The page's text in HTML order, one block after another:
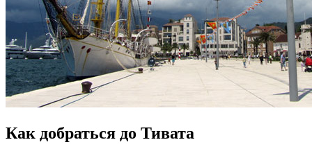
Как добраться до Тивата